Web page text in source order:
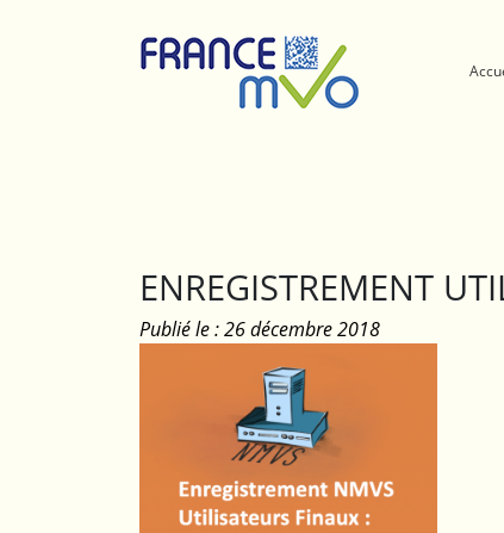
ENREGISTREMENT
Publié le : 26 décembre 2018